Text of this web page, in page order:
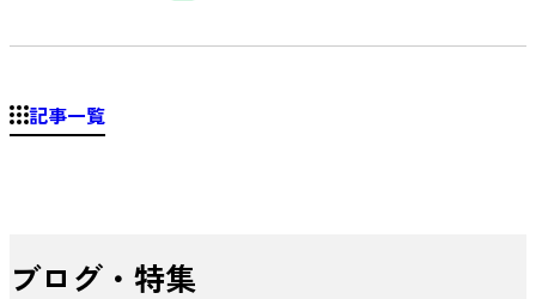
記事一覧
ブログ・特集